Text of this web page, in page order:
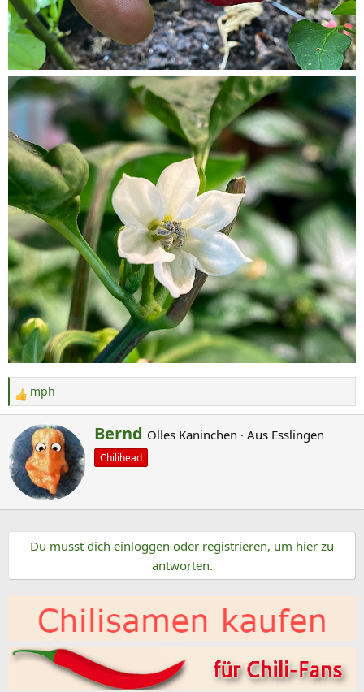
R
e
a
k
t
i
o
:
mph
G
e
s
h
i
b
e
o
n
Bernd Olles Kaninchen · Aus Esslingen
Chilihead
Du musst dich einloggen oder registrieren, um hier zu
antworten.